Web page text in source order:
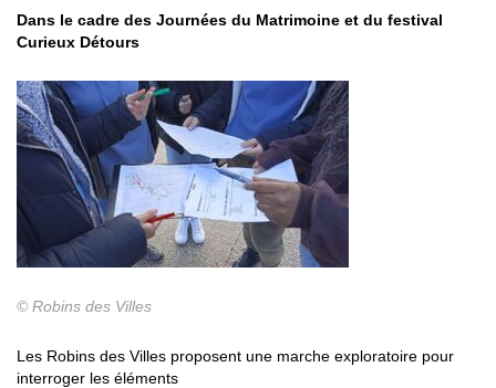
Dans le cadre des Journées du Matrimoine et du festival
Curieux Détours
© Robins des Villes
Les Robins des Villes proposent une marche exploratoire pour
interroger les éléments